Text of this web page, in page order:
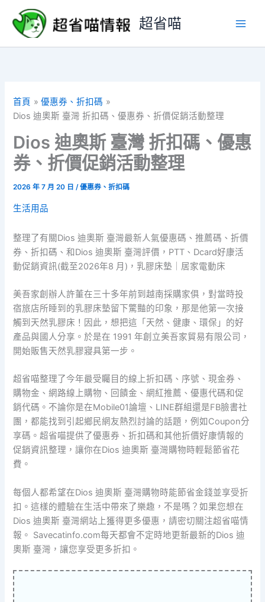
要
超省喵
首頁
優惠券、折扣碼
Dios 迪奧斯 臺灣 折扣碼、優惠券、折價促銷活動整理
Dios 迪奧斯 臺灣 折扣碼、優惠
券、折價促銷活動整理
2026 年 7 月 20 日/優惠券、折扣碼
生活用品
整理了有關Dios 迪奧斯 臺灣最新人氣優惠碼、推薦碼、折價
券、折扣碼、和Dios 迪奧斯 臺灣評價，PTT、Dcard好康活
動促銷資訊(截至2026年8 月)，乳膠床墊｜居家電動床
美吾家創辦人許董在三十多年前到越南採購家俱，對當時投
宿旅店所睡到的乳膠床墊留下驚豔的印象，那是他第一次接
觸到天然乳膠床！因此，想把這「天然、健康、環保」的好
產品與國人分享。於是在 1991 年創立美吾家貿易有限公司，
開始販售天然乳膠寢具第一步。
超省喵整理了今年最受矚目的線上折扣碼、序號、現金券、
購物金、網路線上購物、回饋金、網紅推薦、優惠代碼和促
銷代碼。不論你是在Mobile01論壇、LINE群組還是FB臉書社
團，都能找到引起鄉民網友熱烈討論的話題，例如Coupon分
享碼。超省喵提供了優惠券、折扣碼和其他折價好康情報的
促銷資訊整理，讓你在Dios 迪奧斯 臺灣購物時輕鬆節省花
費。
每個人都希望在Dios 迪奧斯 臺灣購物時能節省金錢並享受折
扣。這樣的體驗在生活中帶來了樂趣，不是嗎？如果您想在
Dios 迪奧斯 臺灣網站上獲得更多優惠，請密切關注超省喵情
報。 Savecatinfo.com每天都會不定時地更新最新的Dios 迪
奧斯 臺灣，讓您享受更多折扣。